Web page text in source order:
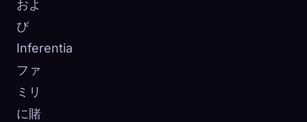
およ
び
Inferentia
ファ
ミリ
に賭